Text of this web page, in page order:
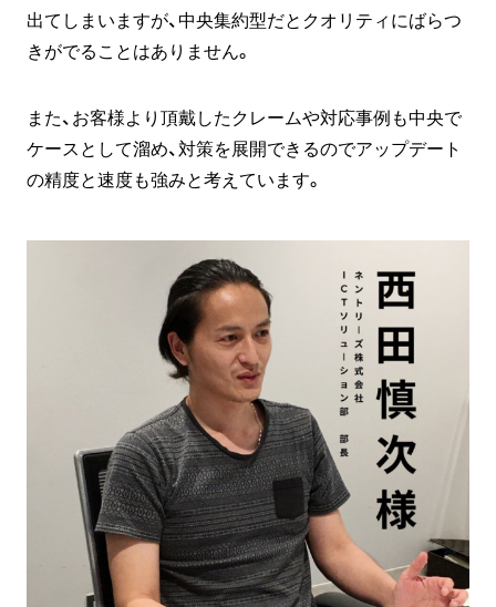
出てしまいますが、中央集約型だとクオリティにばらつ
きがでることはありません。
また、お客様より頂戴したクレームや対応事例も中央で
ケースとして溜め、対策を展開できるのでアップデート
の精度と速度も強みと考えています。